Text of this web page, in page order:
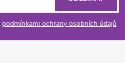
podmínkami ochrany osobních údajů